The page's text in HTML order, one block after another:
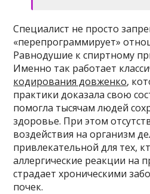
Специалист не просто
«перепрограммирует»
Равнодушие к спиртному
Именно так работает
кодирования довженко,
практики доказала свою
помогла тысячам людей
здоровье. При этом
воздействия на организм
привлекательной для тех,
аллергические реакции на
страдает хроническими
почек.